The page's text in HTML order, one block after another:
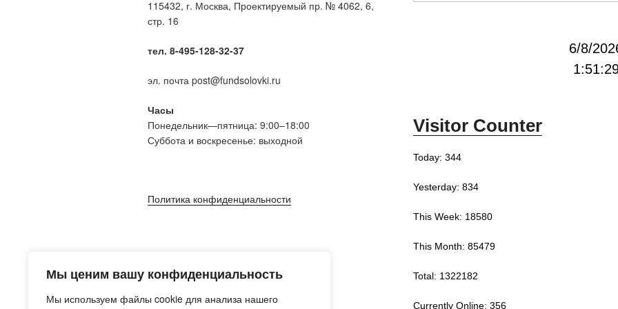
Мы ценим вашу конфиденциальность
Мы используем файлы cookie для анализа нашего
115432, г. Москва, Проектируемый пр. № 4062, 6,
стр. 16
тел. 8-495-128-32-37
эл. почта post@fundsolovki.ru
Часы
Понедельник—пятница: 9:00–18:00
Суббота и воскресенье: выходной
Политика конфиденциальности
6/8/
Visitor Counter
Today: 344
Yesterday: 834
This Week: 18580
This Month: 85479
Total: 1322182
Currently Online: 356